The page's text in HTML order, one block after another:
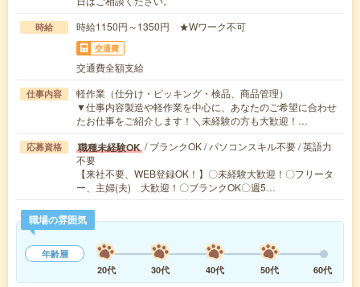
時給 時給1150円～1350円 ★Wワーク不可
交通費
交通費全額支給
仕事内容
軽作業（仕分け・ピッキング・検品、商品管理）
▼仕事内容製造や軽作業を中心に、あなたのご希望に合わせ
たお仕事をご紹介します！＼未経験の方も大歓迎！…
応募資格 職種未経験OK / ブランクOK / パソコンスキル不要 / 英語力
不要
【来社不要、WEB登録OK！】〇未経験大歓迎！〇フリータ
ー、主婦(夫) 大歓迎！〇ブランクOK〇週5…
職場の雰囲気
年齢層
20代
30代 40代 50代 60代